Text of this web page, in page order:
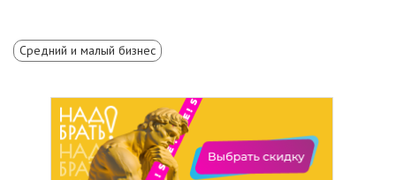
Средний и малый бизнес